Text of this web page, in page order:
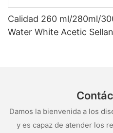
Calidad 260 ml/280ml/
Water White Acetic
Damos la bienvenida a los
y es capaz de atender los